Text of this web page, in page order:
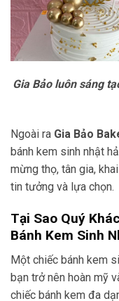
Gia Bảo luôn sáng
Ngoài ra Gia Bảo
bánh kem sinh nhật
mừng thọ, tân gia,
tin tưởng và lựa chọn.
Tại Sao Quý
Bánh Kem Sinh
Một chiếc bánh kem
bạn trở nên hoàn mỹ
chiếc bánh kem đa